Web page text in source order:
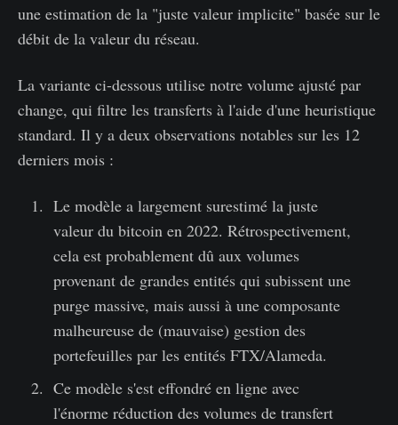
une estimation de la "juste valeur implicite" basée sur le
débit de la valeur du réseau.
La variante ci-dessous utilise notre volume ajusté par
change, qui filtre les transferts à l'aide d'une heuristique
standard. Il y a deux observations notables sur les 12
derniers mois :
Le modèle a largement surestimé la juste
valeur du bitcoin en 2022. Rétrospectivement,
cela est probablement dû aux volumes
provenant de grandes entités qui subissent une
purge massive, mais aussi à une composante
malheureuse de (mauvaise) gestion des
portefeuilles par les entités FTX/Alameda.
Ce modèle s'est effondré en ligne avec
l'énorme réduction des volumes de transfert